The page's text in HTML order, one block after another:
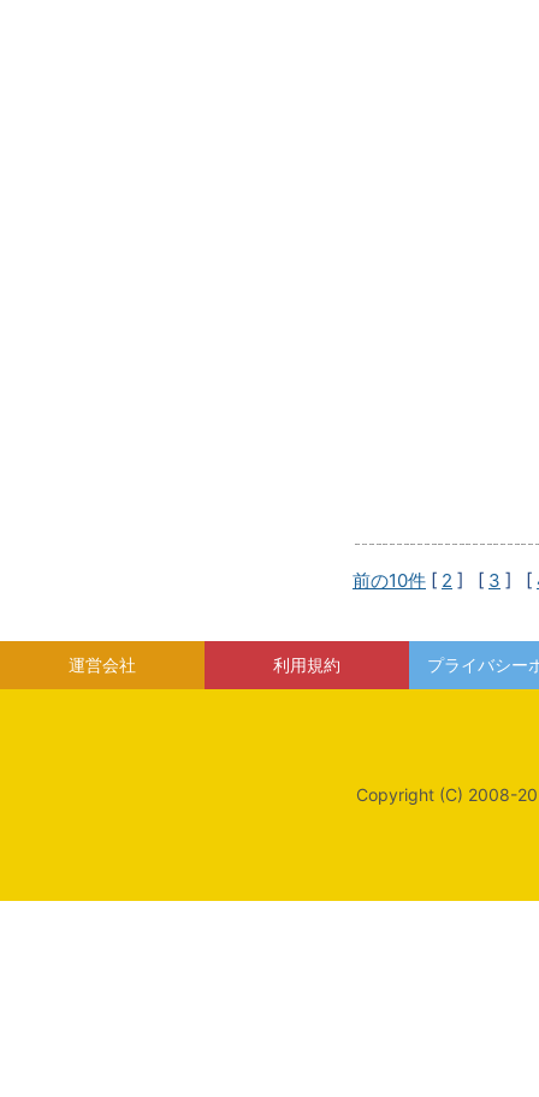
前の10件 [ 2 ] [ 3 ] [
運営会社 利用規約 プライバシー
Copyright (C) 2008-